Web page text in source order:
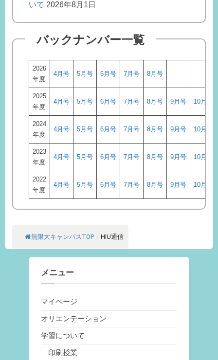
いて 2026年8月1日
バックナンバー一覧
2026
年度
4月号 5月号 6月号 7月号 8月号
2025
年度
4月号 5月号 6月号 7月号 8月号 9月号 10月号
2024
年度
4月号 5月号 6月号 7月号 8月号 9月号 10月号
2023
年度
4月号 5月号 6月号 7月号 8月号 9月号 10月号
2022
年度
4月号 5月号 6月号 7月号 8月号 9月号 10月号
無限大キャンパスTOP / HIU通信
メニュー
マイページ
オリエンテーション
学習について
印刷授業